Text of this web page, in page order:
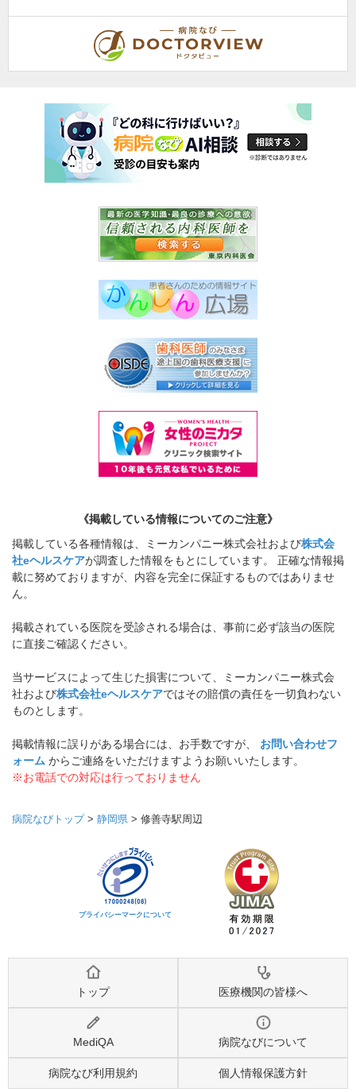
《掲載している情報についてのご注意》
掲載している各種情報は、ミーカンパニー株式会社および株式会
社eヘルスケアが調査した情報をもとにしています。 正確な情報掲
載に努めておりますが、内容を完全に保証するものではありませ
ん。
掲載されている医院を受診される場合は、事前に必ず該当の医院
に直接ご確認ください。
当サービスによって生じた損害について、ミーカンパニー株式会
社および株式会社eヘルスケアではその賠償の責任を一切負わない
ものとします。
掲載情報に誤りがある場合には、お手数ですが、 お問い合わせフ
ォーム からご連絡をいただけますようお願いいたします。
※お電話での対応は行っておりません
病院なびトップ> 静岡県 > 修善寺駅周辺
プライバシーマークについて
トップ 医療機関の皆様へ
MediQA 病院なびについて
病院なび利用規約 個人情報保護方針